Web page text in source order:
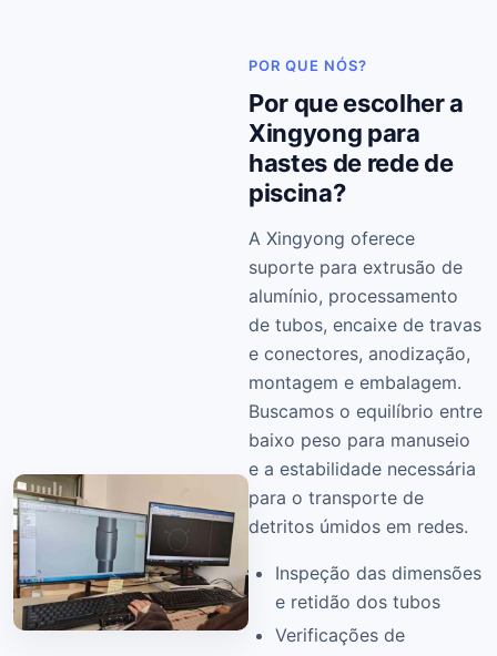
POR QUE NÓS?
Por que escolher a
Xingyong para
hastes de rede de
piscina?
A Xingyong oferece
suporte para extrusão de
alumínio, processamento
de tubos, encaixe de travas
e conectores, anodização,
montagem e embalagem.
Buscamos o equilíbrio entre
baixo peso para manuseio
e a estabilidade necessária
para o transporte de
detritos úmidos em redes.
Inspeção das dimensões
e retidão dos tubos
Verificações de